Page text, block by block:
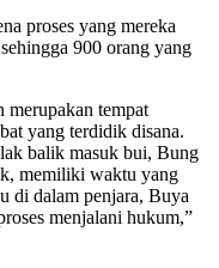
proses yang mereka
900 orang yang
merupakan tempat
yang terdidik disana.
balik masuk bui, Bung
memiliki waktu yang
di dalam penjara, Buya
menjalani hukum,”